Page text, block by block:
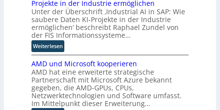
e
m
s
e
e
n
R
o
u
t
e
r
-
H
e
r
t
u
n
d
w
e
c
h
e
R
o
Projekte in der Industrie ermöglichen
Unter der Überschrift ‚Industrial AI in SAP: Wie
saubere Daten KI-Projekte in der Industrie
ermöglichen‘ beschreibt Raphael Zundel von
der FIS Informationssysteme…
Weiterlesen:
I
n
d
u
s
t
r
AMD und Microsoft kooperieren
AMD hat eine erweiterte strategische
Partnerschaft mit Microsoft Azure bekannt
gegeben, die AMD-GPUs, CPUs,
Netzwerktechnologien und Software umfasst.
Im Mittelpunkt dieser Erweiterung…